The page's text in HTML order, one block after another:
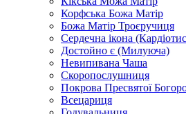
Корфська Божа Матір
Божа Матір Троєручиця
Сердечна ікона
Достойно є (Милуюча)
Невипивана Чаша
Скоропослушниця
Покрова Пресвятої
Всецариця